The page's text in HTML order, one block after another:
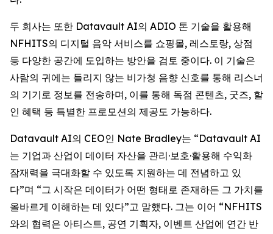
두 회사는 또한 Datavault AI의 ADIO 톤 기술을 활용해
NFHITS의 디지털 음악 서비스를 쇼핑몰, 레스토랑, 상점
등 다양한 공간에 도입하는 방안을 검토 중이다. 이 기술은
사람의 귀에는 들리지 않는 비가청 음향 신호를 통해 리스너
의 기기로 정보를 전송하며, 이를 통해 독점 콘텐츠, 굿즈, 할
인 혜택 등 특별한 프로모션의 제공도 가능하다.
Datavault AI의 CEO인 Nate Bradley는 “Datavault AI
는 기업과 산업이 데이터 자산을 관리·보호·활용해 수익화
잠재력을 극대화할 수 있도록 지원하는 데 전념하고 있
다”며 “그 시작은 데이터가 어떤 형태로 존재하든 그 가치를
올바르게 이해하는 데 있다”고 말했다. 그는 이어 “NFHITS
와의 협력은 아티스트, 공연 기획자, 이벤트 산업에 연간 반